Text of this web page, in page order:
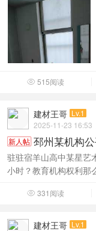
 515阅读
建材王哥 Lv.1
2025-11-23 16:53
新人帖 邳州某机构
驻驻宿羊山高中某星艺
小时？教育机构权利那
 331阅读
建材王哥 Lv.1